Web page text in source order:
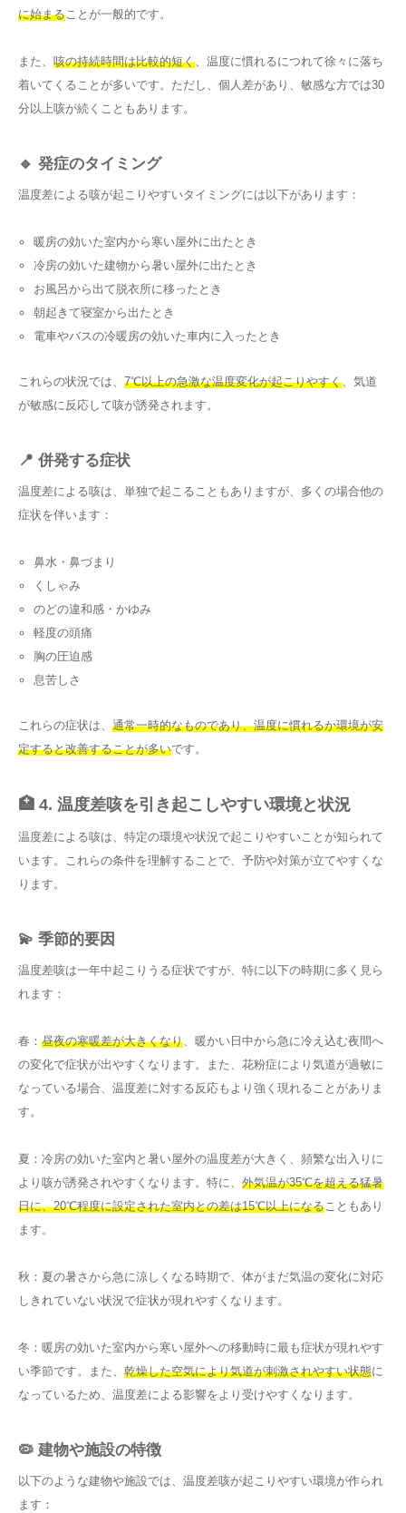
に始まることが一般的です。
また、 咳の持続時間は比較的短く、温度に慣れるにつれて徐々に落ち
着いてくることが多いです。ただし、個人差があり、敏感な方では30
分以上咳が続くこともあります。
🔹 発症のタイミング
温度差による咳が起こりやすいタイミングには以下があります：
暖房の効いた室内から寒い屋外に出たとき
冷房の効いた建物から暑い屋外に出たとき
お風呂から出て脱衣所に移ったとき
朝起きて寝室から出たとき
電車やバスの冷暖房の効いた車内に入ったとき
これらの状況では、 7℃以上の急激な温度変化が起こりやすく、気道
が敏感に反応して咳が誘発されます。
📍 併発する症状
温度差による咳は、単独で起こることもありますが、多くの場合他の
症状を伴います：
鼻水・鼻づまり
くしゃみ
のどの違和感・かゆみ
軽度の頭痛
胸の圧迫感
息苦しさ
これらの症状は、 通常一時的なものであり、温度に慣れるか環境が安
定すると改善することが多いです。
🏥 4. 温度差咳を引き起こしやすい環境と状況
温度差による咳は、特定の環境や状況で起こりやすいことが知られて
います。これらの条件を理解することで、予防や対策が立てやすくな
ります。
💫 季節的要因
温度差咳は一年中起こりうる症状ですが、特に以下の時期に多く見ら
れます：
春： 昼夜の寒暖差が大きくなり、暖かい日中から急に冷え込む夜間へ
の変化で症状が出やすくなります。また、花粉症により気道が過敏に
なっている場合、温度差に対する反応もより強く現れることがありま
す。
夏：冷房の効いた室内と暑い屋外の温度差が大きく、頻繁な出入りに
より咳が誘発されやすくなります。特に、 外気温が35℃を超える猛暑
日に、20℃程度に設定された室内との差は15℃以上になることもあり
ます。
秋：夏の暑さから急に涼しくなる時期で、体がまだ気温の変化に対応
しきれていない状況で症状が現れやすくなります。
冬：暖房の効いた室内から寒い屋外への移動時に最も症状が現れやす
い季節です。また、 乾燥した空気により気道が刺激されやすい状態に
なっているため、温度差による影響をより受けやすくなります。
🦠 建物や施設の特徴
以下のような建物や施設では、温度差咳が起こりやすい環境が作られ
ます：